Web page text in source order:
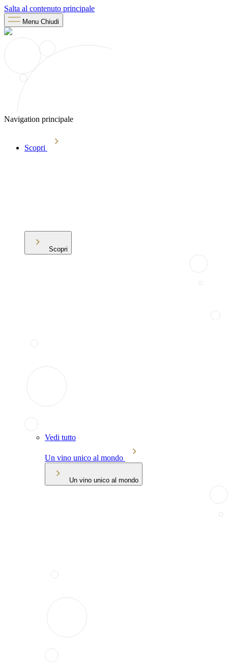
Salta al contenuto principale
Menu Chiudi
Navigation principale
Scopri
Scopri
Vedi tutto
Un vino unico al mondo
Un vino unico al mondo